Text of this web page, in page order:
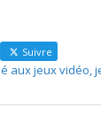
Suivre
aux jeux vidéo,